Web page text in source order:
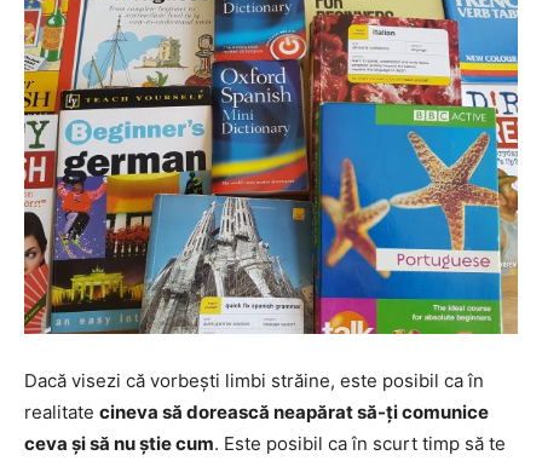
Dacă visezi că vorbești limbi străine, este posibil ca în
realitate cineva să dorească neapărat să-ți comunice
ceva și să nu știe cum. Este posibil ca în scurt timp să te